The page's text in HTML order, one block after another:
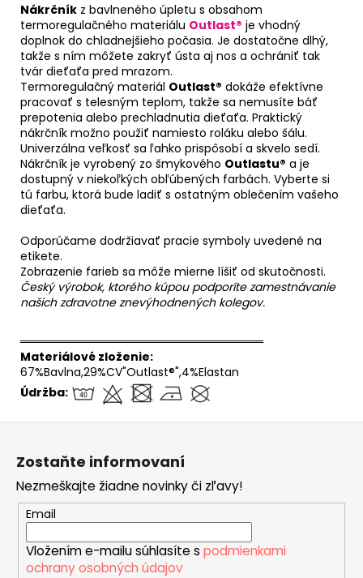
Nákrčník z bavlneného úpletu s obsahom
termoregulačného materiálu Outlast® je vhodný
doplnok do chladnejšieho počasia. Je dostatočne dlhý,
takže s ním môžete zakryť ústa aj nos a ochrániť tak
tvár dieťaťa pred mrazom.
Termoregulačný materiál Outlast® dokáže efektívne
pracovať s telesným teplom, takže sa nemusíte báť
prepotenia alebo prechladnutia dieťaťa. Praktický
nákrčník možno použiť namiesto roláku alebo šálu.
Univerzálna veľkosť sa ľahko prispôsobí a skvelo sedí.
Nákrčník je vyrobený zo šmykového Outlastu® a je
dostupný v niekoľkých obľúbených farbách. Vyberte si
tú farbu, ktorá bude ladiť s ostatným oblečením vašeho
dieťaťa.
Odporúčame dodržiavať pracie symboly uvedené na
etikete.
Zobrazenie farieb sa môže mierne líšiť od skutočnosti.
Český výrobok, ktorého kúpou podporíte zamestnávanie
našich zdravotne znevýhodnených kolegov.
══════════════════════════════
Materiálové zloženie:
67%Bavlna,29%CV"Outlast®",4%Elastan
Údržba:
Zostaňte informovaní
Nezmeškajte žiadne novinky či zľavy!
Email
Vložením e-mailu súhlasíte s podmienkami
ochrany osobných údajov